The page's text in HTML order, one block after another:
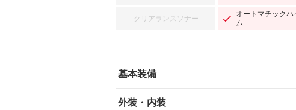
－ クリアランスソナー
オートマチックハ
ム
基本装備
エアバッグ：運転席/助手席/サイド
外装・内装